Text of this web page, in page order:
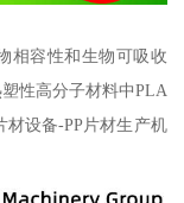
相容性和生物可吸收
性高分子材料中PLA
材设备-PP片材生产机